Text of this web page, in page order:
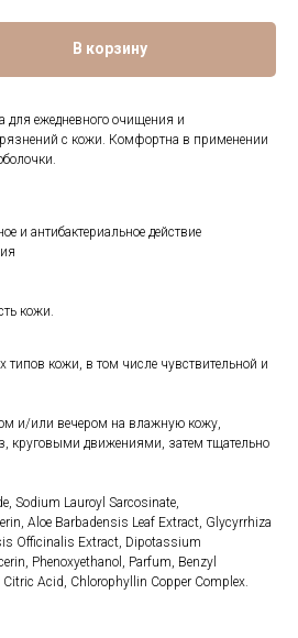
В корзину
для ежедневного очищения и
с кожи. Комфортна в применении
и антибактериальное действие
кожи.
типов кожи, в том числе чувствительной и
и/или вечером на влажную кожу,
круговыми движениями, затем тщательно
Sodium Lauroyl Sarcosinate,
Aloe Barbadensis Leaf Extract, Glycyrrhiza
Officinalis Extract, Dipotassium
Phenoxyethanol, Parfum, Benzyl
Acid, Chlorophyllin Copper Complex.